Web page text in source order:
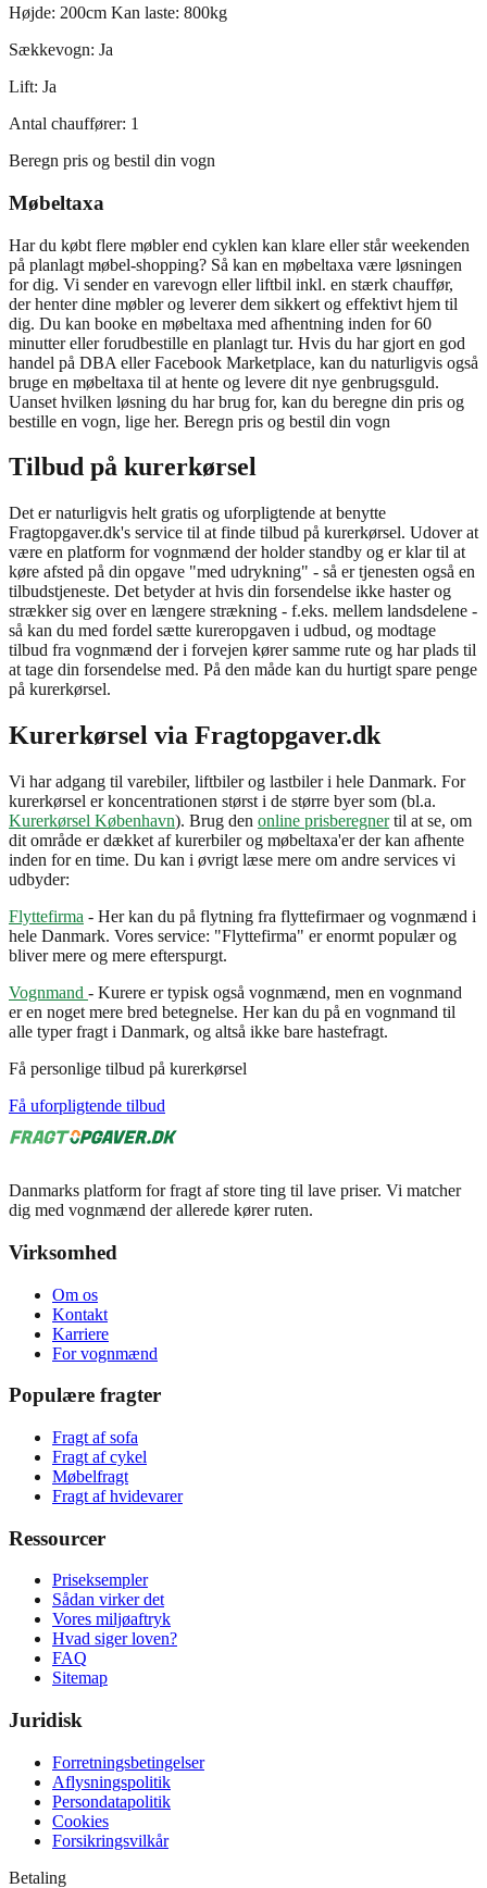
Højde: 200cm Kan laste: 800kg
Sækkevogn: Ja
Lift: Ja
Antal chauffører: 1
Beregn pris og bestil din vogn
Møbeltaxa
Har du købt flere møbler end cyklen kan klare eller står weekenden
på planlagt møbel-shopping? Så kan en møbeltaxa være løsningen
for dig. Vi sender en varevogn eller liftbil inkl. en stærk chauffør,
der henter dine møbler og leverer dem sikkert og effektivt hjem til
dig. Du kan booke en møbeltaxa med afhentning inden for 60
minutter eller forudbestille en planlagt tur. Hvis du har gjort en god
handel på DBA eller Facebook Marketplace, kan du naturligvis også
bruge en møbeltaxa til at hente og levere dit nye genbrugsguld.
Uanset hvilken løsning du har brug for, kan du beregne din pris og
bestille en vogn, lige her. Beregn pris og bestil din vogn
Tilbud på kurerkørsel
Det er naturligvis helt gratis og uforpligtende at benytte
Fragtopgaver.dk's service til at finde tilbud på kurerkørsel. Udover at
være en platform for vognmænd der holder standby og er klar til at
køre afsted på din opgave "med udrykning" - så er tjenesten også en
tilbudstjeneste. Det betyder at hvis din forsendelse ikke haster og
strækker sig over en længere strækning - f.eks. mellem landsdelene -
så kan du med fordel sætte kureropgaven i udbud, og modtage
tilbud fra vognmænd der i forvejen kører samme rute og har plads til
at tage din forsendelse med. På den måde kan du hurtigt spare penge
på kurerkørsel.
Kurerkørsel via Fragtopgaver.dk
Vi har adgang til varebiler, liftbiler og lastbiler i hele Danmark. For
kurerkørsel er koncentrationen størst i de større byer som (bl.a.
Kurerkørsel København). Brug den online prisberegnertil at se, om
dit område er dækket af kurerbiler og møbeltaxa'er der kan afhente
inden for en time. Du kan i øvrigt læse mere om andre services vi
udbyder:
Flyttefirma - Her kan du på flytning fra flyttefirmaer og vognmænd i
hele Danmark. Vores service: "Flyttefirma" er enormt populær og
bliver mere og mere efterspurgt.
Vognmand - Kurere er typisk også vognmænd, men en vognmand
er en noget mere bred betegnelse. Her kan du på en vognmand til
alle typer fragt i Danmark, og altså ikke bare hastefragt.
Få personlige tilbud på kurerkørsel
Få uforpligtende tilbud
Danmarks platform for fragt af store ting til lave priser. Vi matcher
dig med vognmænd der allerede kører ruten.
Virksomhed
Om os
Kontakt
Karriere
For vognmænd
Populære fragter
Fragt af sofa
Fragt af cykel
Møbelfragt
Fragt af hvidevarer
Ressourcer
Priseksempler
Sådan virker det
Vores miljøaftryk
Hvad siger loven?
FAQ
Sitemap
Juridisk
Forretningsbetingelser
Aflysningspolitik
Persondatapolitik
Cookies
Forsikringsvilkår
Betaling